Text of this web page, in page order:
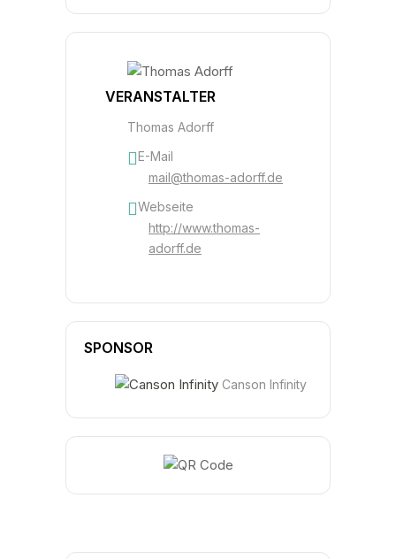
VERANSTALTER
Thomas Adorff
E-Mail
mail@thomas-adorff.de
Webseite
http://www.thomas-
adorff.de
SPONSOR
Canson Infinity